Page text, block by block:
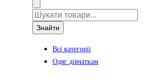
Знайти
Всі категорії
Одяг дівчаткам